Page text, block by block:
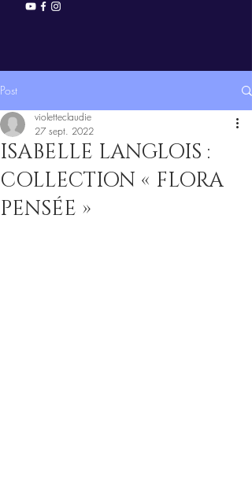
Post
ISABELLE LANGLOIS :
COLLECTION « FLORA
PENSÉE »
violetteclaudie
27 sept. 2022